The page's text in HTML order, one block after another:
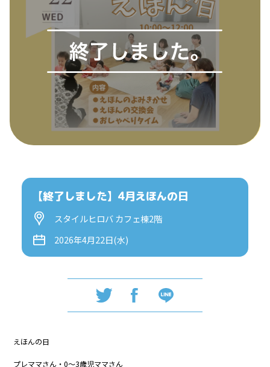
【終了しました】4月えほんの日
スタイルヒロバ カフェ棟2階
2026年4月22日(水)
えほんの日
プレママさん・0〜3歳児ママさん